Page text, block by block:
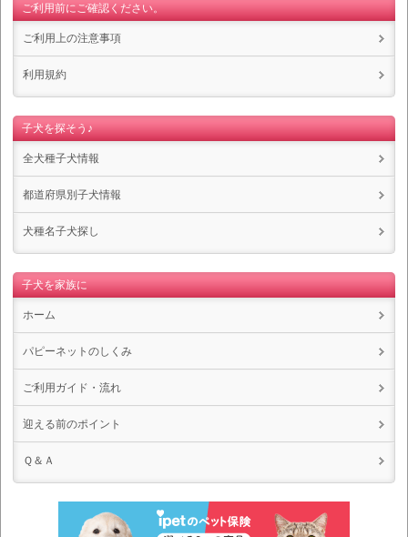
ご利用前にご確認ください。
ご利用上の注意事項
利用規約
子犬を探そう♪
全犬種子犬情報
都道府県別子犬情報
犬種名子犬探し
子犬を家族に
ホーム
パピーネットのしくみ
ご利用ガイド・流れ
迎える前のポイント
Ｑ＆Ａ